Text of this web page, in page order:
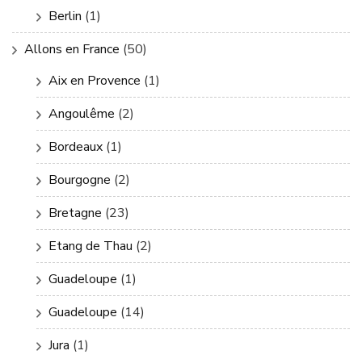
Berlin (1)
Allons en France (50)
Aix en Provence (1)
Angoulême (2)
Bordeaux (1)
Bourgogne (2)
Bretagne (23)
Etang de Thau (2)
Guadeloupe (1)
Guadeloupe (14)
Jura (1)